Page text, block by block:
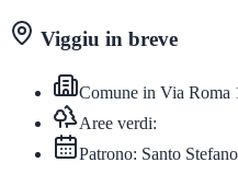
Viggiu in breve
Comune in Via Roma
Aree verdi:
Patrono: Santo Stefano